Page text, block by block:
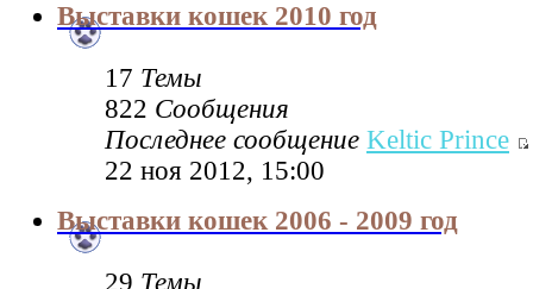
Выставки кошек 2010 год
17 Темы
822 Сообщения
Последнее сообщение Keltic Prince
22 ноя 2012, 15:00
Выставки кошек 2006 - 2009 год
29 Темы